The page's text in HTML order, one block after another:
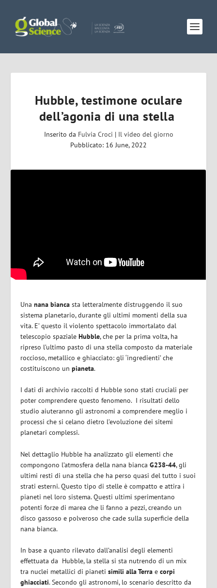
Hubble, testimone oculare
dell’agonia di una stella
Inserito da Fulvia Croci | Il video del giorno
Pubblicato: 16 June, 2022
Una nana bianca sta letteralmente distruggendo il suo
sistema planetario, durante gli ultimi momenti della sua
vita. E’ questo il violento spettacolo immortalato dal
telescopio spazialeHubble, che per la prima volta, ha
ripreso l’ultimo pasto di una stella composto da materiale
roccioso, metallico e ghiacciato: gli ‘ingredienti’ che
costituiscono unpianeta.
I dati di archivio raccolti d Hubble sono stati cruciali per
poter comprendere questo fenomeno. I risultati dello
studio aiuteranno gli astronomi a comprendere meglio i
processi che si celano dietro l’evoluzione dei sitemi
planetari complessi.
Nel dettaglio Hubble ha analizzato gli elementi che
compongono l’atmosfera della nana biancaG238-44, gli
ultimi resti di una stella che ha perso quasi del tutto i suoi
strati esterni. Questo tipo di stelle è compatto e attira i
pianeti nel loro sistema. Questi ultimi sperimentano
potenti forze di marea che li fanno a pezzi, creando un
disco gassoso e polveroso che cade sulla superficie della
nana bianca.
In base a quanto rilevato dall’analisi degli elementi
effettuata da Hubble, la stella si sta nutrendo di un mix
tra nuclei metallici di pianetisimili alla Terra ecorpi
ghiacciati. Secondo gli astronomi, lo scenario descritto da